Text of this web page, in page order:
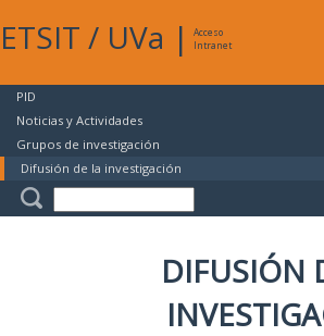
ETSIT / UVa |
Acceso
Intranet
PID
Noticias y Actividades
Grupos de investigación
Difusión de la investigación
DIFUSIÓN